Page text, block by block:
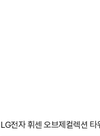
LG전자 휘센 오브제컬렉션